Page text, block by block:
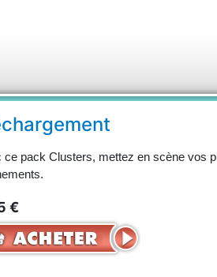
ce pack Clusters, mettez en scène vos
€